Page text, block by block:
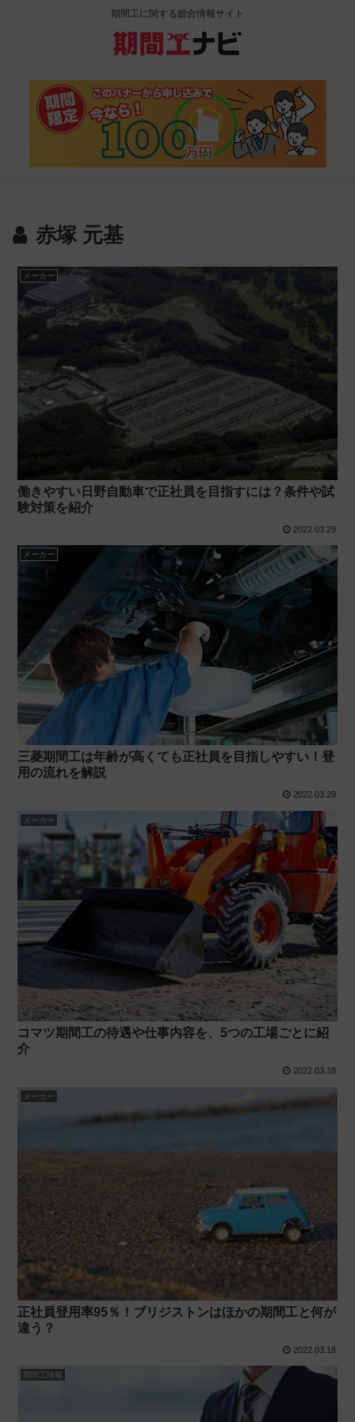
期間工に関する総合情報サイト
赤塚 元基
メーカー
働きやすい日野自動車で正社員を目指すには？条件や試
験対策を紹介
2022.03.29
メーカー
三菱期間工は年齢が高くても正社員を目指しやすい！登
用の流れを解説
2022.03.29
メーカー
コマツ期間工の待遇や仕事内容を、5つの工場ごとに紹
介
2022.03.18
メーカー
正社員登用率95％！ブリジストンはほかの期間工と何が
違う？
2022.03.18
期間工情報